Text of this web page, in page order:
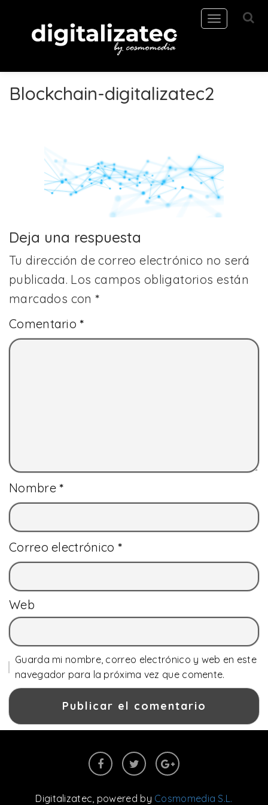
Toggle
navigation
Blockchain-digitalizatec2
Deja una respuesta
Tu dirección de correo electrónico no será
publicada. Los campos obligatorios están
marcados con*
Comentario*
Nombre*
Correo electrónico *
Web
Guarda mi nombre, correo electrónico y web en este
navegador para la próxima vez que comente.
Digitalizatec , powered by Cosmomedia S.L.